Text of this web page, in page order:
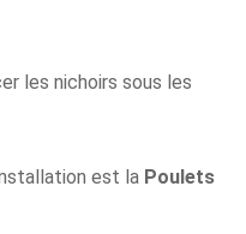
les nichoirs sous les
est la Poulets